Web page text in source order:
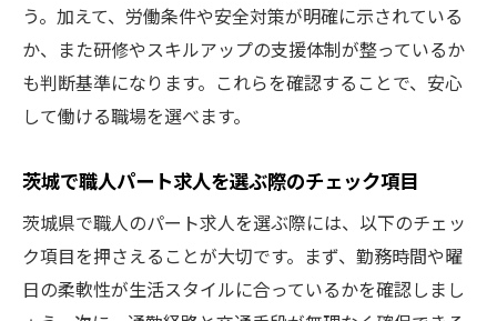
ント
職人求人茨城で無理なく働ける職場選びの
方法
長く続けるための茨城職人求人募集活用術
う。加えて、労働条件や安全対策が明確に示されている
か、また研修やスキルアップの支援体制が整っているか
も判断基準になります。これらを確認することで、安心
して働ける職場を選べます。
茨城で職人パート求人を選ぶ際のチェック項目
茨城県で職人のパート求人を選ぶ際には、以下のチェッ
ク項目を押さえることが大切です。まず、勤務時間や曜
日の柔軟性が生活スタイルに合っているかを確認しまし